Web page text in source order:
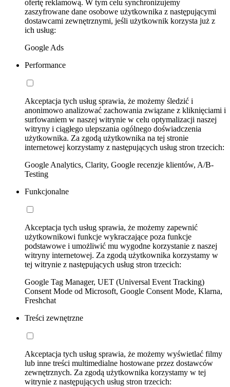
ofertę reklamową. W tym celu synchronizujemy
zaszyfrowane dane osobowe użytkownika z następującymi
dostawcami zewnętrznymi, jeśli użytkownik korzysta już z
ich usług:
Google Ads
Performance
Akceptacja tych usług sprawia, że możemy śledzić i
anonimowo analizować zachowania związane z kliknięciami i
surfowaniem w naszej witrynie w celu optymalizacji naszej
witryny i ciągłego ulepszania ogólnego doświadczenia
użytkownika. Za zgodą użytkownika na tej stronie
internetowej korzystamy z następujących usług stron trzecich:
Google Analytics, Clarity, Google recenzje klientów, A/B-
Testing
Funkcjonalne
Akceptacja tych usług sprawia, że możemy zapewnić
użytkownikowi funkcje wykraczające poza funkcje
podstawowe i umożliwić mu wygodne korzystanie z naszej
witryny internetowej. Za zgodą użytkownika korzystamy w
tej witrynie z następujących usług stron trzecich:
Google Tag Manager, UET (Universal Event Tracking)
Consent Mode od Microsoft, Google Consent Mode, Klarna,
Freshchat
Treści zewnętrzne
Akceptacja tych usług sprawia, że możemy wyświetlać filmy
lub inne treści multimedialne hostowane przez dostawców
zewnętrznych. Za zgodą użytkownika korzystamy w tej
witrynie z następujących usług stron trzecich: